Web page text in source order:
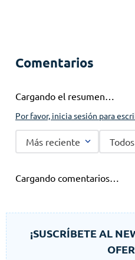
Comentarios
Cargando el resumen…
Por favor, inicia sesión para
Más reciente Todos
Cargando comentarios…
¡SUSCRÍBETE AL